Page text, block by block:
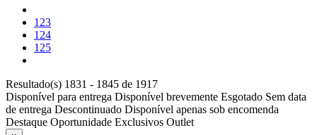
123
124
125
Resultado(s) 1831 - 1845 de 1917
Disponível para entrega Disponível brevemente Esgotado Sem data
de entrega Descontinuado Disponível apenas sob encomenda
Destaque Oportunidade Exclusivos Outlet